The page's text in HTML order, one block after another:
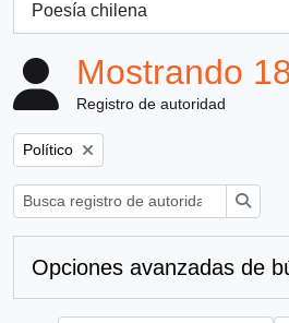
Poesía chilena
, 1 resultados
Mostrando
Registro de autoridad
Remove filter:
Político
Opciones avanzadas de